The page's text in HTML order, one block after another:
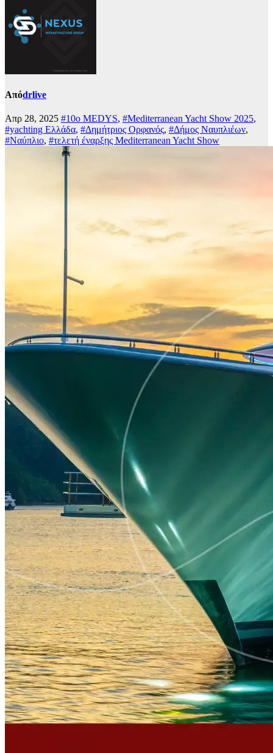
Απόdrlive
Απρ 28, 2025 #10ο MEDYS, #Mediterranean Yacht Show 2025,
#yachting Ελλάδα, #Δημήτριος Ορφανός, #Δήμος Ναυπλιέων,
#Ναύπλιο, #τελετή έναρξης Mediterranean Yacht Show